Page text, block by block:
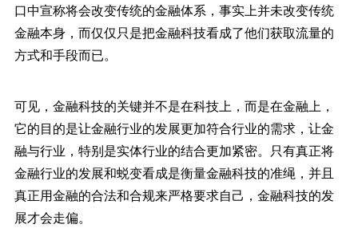
口中宣称将会改变传统的金融体系，事实上并未改变传统
金融本身，而仅仅只是把金融科技看成了他们获取流量的
方式和手段而已。
可见，金融科技的关键并不是在科技上，而是在金融上，
它的目的是让金融行业的发展更加符合行业的需求，让金
融与行业，特别是实体行业的结合更加紧密。只有真正将
金融行业的发展和蜕变看成是衡量金融科技的准绳，并且
真正用金融的合法和合规来严格要求自己，金融科技的发
展才会走偏。